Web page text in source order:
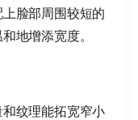
脸部周围较短的
地增添宽度。
纹理能拓宽窄小